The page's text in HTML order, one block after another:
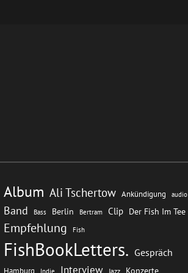
Album Ali Tschertow Ankündigung audio
Band Bass Berlin Bertram Clip Der Fish Im Tee
Empfehlung Fish
FishBookLetters. Gespräch
Hamburg Indie Interview Jazz Konzerte